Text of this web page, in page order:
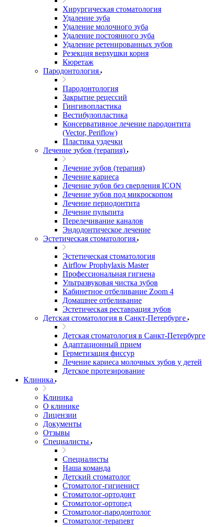
Хирургическая стоматология
Удаление зуба
Удаление молочного зуба
Удаление постоянного зуба
Удаление ретенированных зубов
Резекция верхушки корня
Кюретаж
Пародонтология
Пародонтология
Закрытие рецессий
Гингивопластика
Вестибулопластика
Консервативное лечение пародонтита
(Vector, Periflow)
Пластика уздечки
Лечение зубов (терапия)
Лечение зубов (терапия)
Лечение кариеса
Лечение зубов без сверления ICON
Лечение зубов под микроскопом
Лечение периодонтита
Лечение пульпита
Перелечивание каналов
Эндодонтическое лечение
Эстетическая стоматология
Эстетическая стоматология
Airflow Prophylaxis Master
Профессиональная гигиена
Ультразвуковая чистка зубов
Кабинетное отбеливание Zoom 4
Домашнее отбеливание
Эстетическая реставрация зубов
Детская стоматология в Санкт-Петербурге
Детская стоматология в Санкт-Петербурге
Адаптационный прием
Герметизация фиссур
Лечение кариеса молочных зубов у детей
Детское протезирование
Клиника
Клиника
О клинике
Лицензии
Документы
Отзывы
Специалисты
Специалисты
Наша команда
Детский стоматолог
Стоматолог-гигиенист
Стоматолог-ортодонт
Стоматолог-ортопед
Стоматолог-пародонтолог
Стоматолог-терапевт